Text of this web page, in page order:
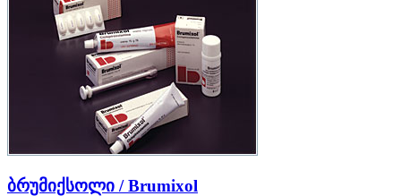
ბრუმიქსოლი / Brumixol